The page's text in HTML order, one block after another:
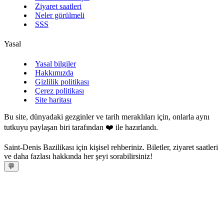
Ziyaret saatleri
Neler görülmeli
SSS
Yasal
Yasal bilgiler
Hakkımızda
Gizlilik politikası
Çerez politikası
Site haritası
Bu site, dünyadaki gezginler ve tarih meraklıları için, onlarla aynı
tutkuyu paylaşan biri tarafından ❤️ ile hazırlandı.
Saint‑Denis Bazilikası için kişisel rehberiniz. Biletler, ziyaret saatleri
ve daha fazlası hakkında her şeyi sorabilirsiniz!
💬